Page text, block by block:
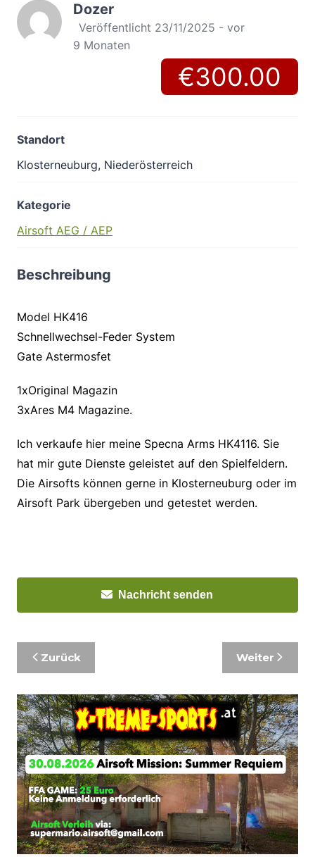
Dozer
Veröffentlicht 23/11/2025 - vor
9 Monaten
€300.00
Standort
Klosterneuburg, Niederösterreich
Kategorie
Airsoft AEG / AEP
Beschreibung
Model HK416
Schnellwechsel-Feder System
Gate Astermosfet
1xOriginal Magazin
3xAres M4 Magazine.
Ich verkaufe hier meine Specna Arms HK4116. Sie
hat mir gute Dienste geleistet auf den Spielfeldern.
Die Airsofts können gerne in Klosterneuburg oder im
Airsoft Park übergeben und getestet werden.
Nachricht senden
Beitragsnavigation
Zurück Weiter